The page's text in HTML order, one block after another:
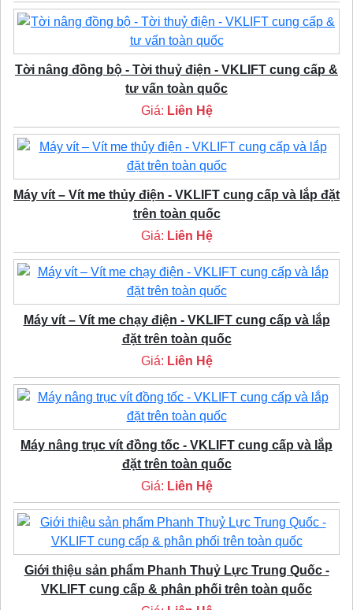
Tời nâng đồng bộ - Tời thuỷ điện - VKLIFT cung cấp &
tư vấn toàn quốc
Giá: Liên Hệ
Máy vít – Vít me thủy điện - VKLIFT cung cấp và lắp đặt
trên toàn quốc
Giá: Liên Hệ
Máy vít – Vít me chạy điện - VKLIFT cung cấp và lắp
đặt trên toàn quốc
Giá: Liên Hệ
Máy nâng trục vít đồng tốc - VKLIFT cung cấp và lắp
đặt trên toàn quốc
Giá: Liên Hệ
Giới thiệu sản phẩm Phanh Thuỷ Lực Trung Quốc -
VKLIFT cung cấp & phân phối trên toàn quốc